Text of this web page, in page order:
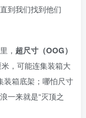
到我们找到他们
， 超尺寸（OOG）
，可能连集装箱大
装箱底架；哪怕尺寸
一来就是“灭顶之